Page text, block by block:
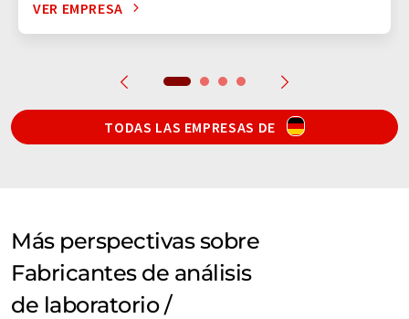
VER EMPRESA
TODAS LAS EMPRESAS DE
Más perspectivas sobre
Fabricantes de análisis
de laboratorio /